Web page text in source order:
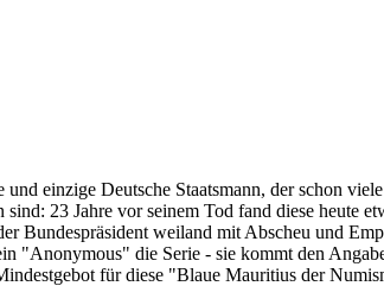
einzige Deutsche Staatsmann, der schon
23 Jahre vor seinem Tod fand diese heute
Bundespräsident weiland mit Abscheu und
"Anonymous" die Serie - sie kommt den
für diese "Blaue Mauritius der